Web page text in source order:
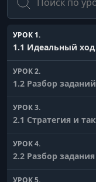
УРОК 1.
1.1 Идеальный
УРОК 2.
1.2 Разбор заданий
УРОК 3.
2.1 Стратегия и
УРОК 4.
2.2 Разбор задания